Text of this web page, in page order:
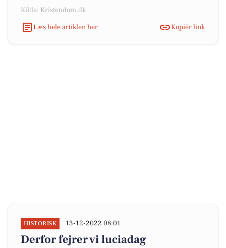
Kilde: Kristendom.dk
Læs hele artiklen her
Kopiér link
HISTORISK 13-12-2022 08:01
Derfor fejrer vi luciadag